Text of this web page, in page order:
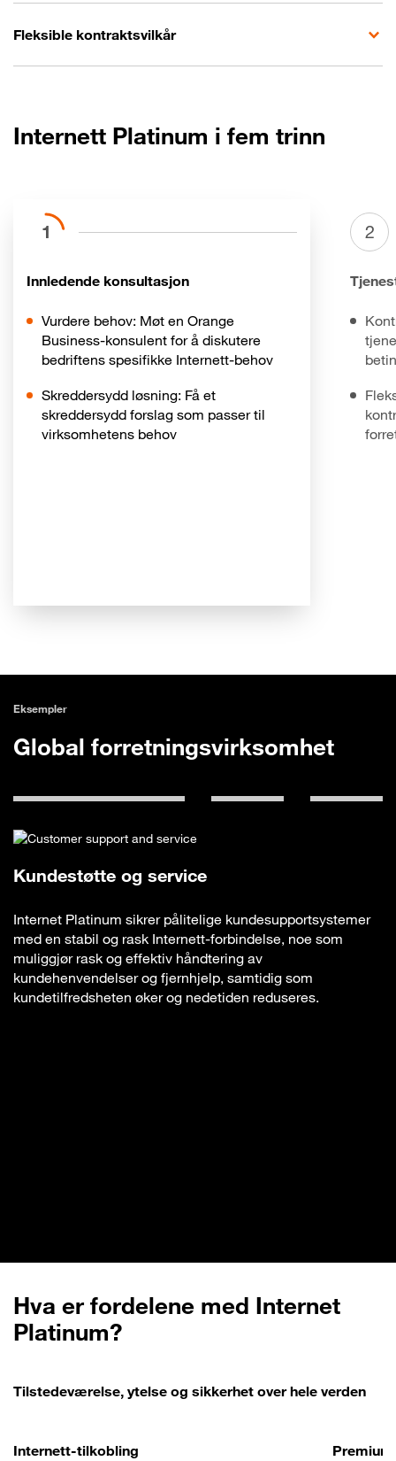
Fleksible kontraktsvilkår
Internett Platinum i fem trinn
1
Innledende konsultasjon
Vurdere behov: Møt en Orange
Business-konsulent for å diskutere
bedriftens spesifikke Internett-behov
Skreddersydd løsning: Få et
skreddersydd forslag som passer til
virksomhetens behov
2
Eksempler
Global forretningsvirksomhet
Kundestøtte og service
Internet Platinum sikrer pålitelige kundesupportsystemer
med en stabil og rask Internett-forbindelse, noe som
muliggjør rask og effektiv håndtering av
kundehenvendelser og fjernhjelp, samtidig som
kundetilfredsheten øker og nedetiden reduseres.
Hva er fordelene med Internet
Platinum?
Tilstedeværelse, ytelse og sikkerhet over hele verden
Internett-tilkobling